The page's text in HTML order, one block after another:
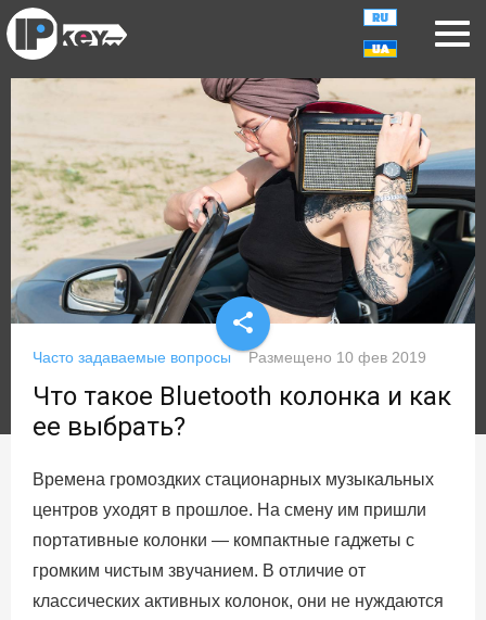
share
Часто задаваемые вопросы Размещено 10 фев 2019
Что такое Bluetooth колонка и как
ее выбрать?
Времена громоздких стационарных музыкальных
центров уходят в прошлое. На смену им пришли
портативные колонки — компактные гаджеты с
громким чистым звучанием. В отличие от
классических активных колонок, они не нуждаются